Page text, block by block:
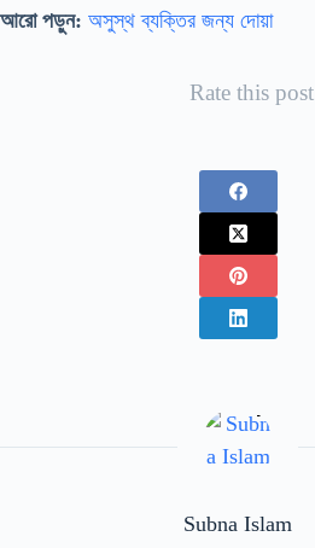
আরো পড়ুন: অসুস্থ ব্যক্তির জন্য দোয়া
Rate this post
Subna Islam